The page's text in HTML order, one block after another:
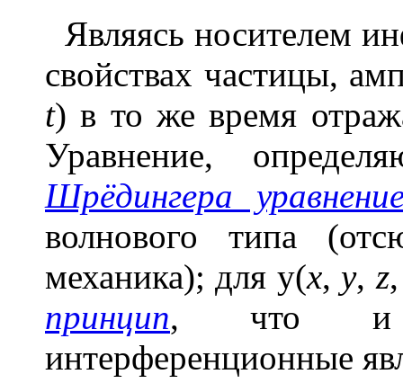
Являясь носителем
свойствах частицы,
t) в то же время
Уравнение,
Шрёдингера
волнового типа
механика); для y(х, у, z,
принцип, что и
интерференционные